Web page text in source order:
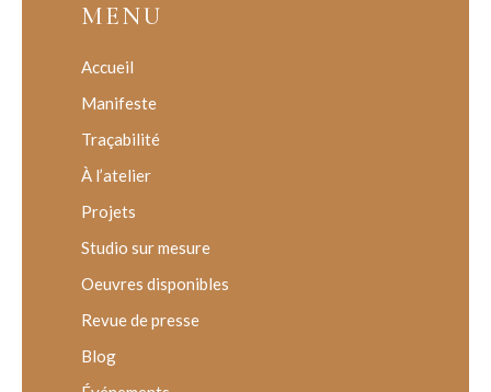
MENU
Accueil
Manifeste
Traçabilité
À l’atelier
Projets
Studio sur mesure
Oeuvres disponibles
Revue de presse
Blog